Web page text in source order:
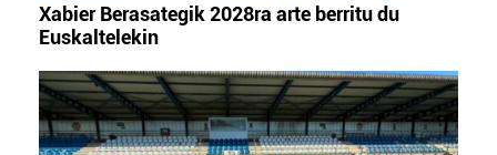
Xabier Berasategik 2028ra arte berritu du
Euskaltelekin